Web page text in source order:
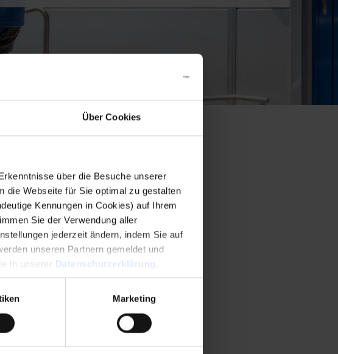
Über Cookies
über die Besuche unserer
die Webseite für Sie optimal zu gestalten
Kennungen in Cookies) auf Ihrem
Sie der Verwendung aller
jederzeit ändern, indem Sie auf
unseren Partnern gemeldet und
in unserer
Datenschutzerklärung
Marketing